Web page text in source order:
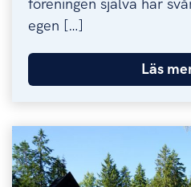
föreningen själva har
egen […]
Läs